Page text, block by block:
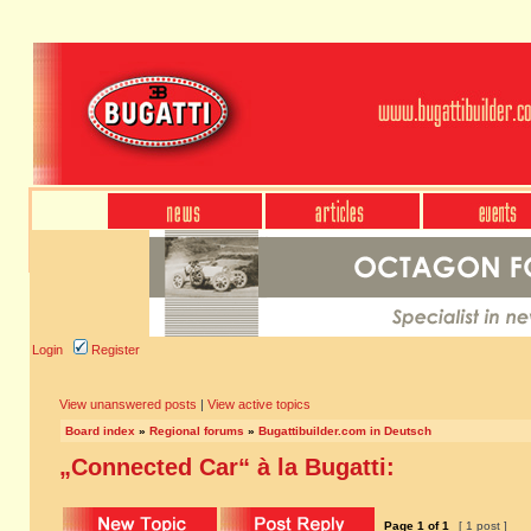
Login Register
View unanswered posts | View active topics
Board index » Regional forums » Bugattibuilder.com in Deutsch
„Connected Car“ à la Bugatti:
Page 1 of1 [ 1 post ]